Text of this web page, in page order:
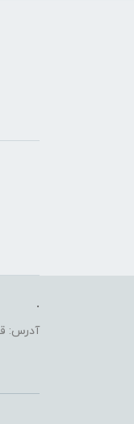
.
آدرس: